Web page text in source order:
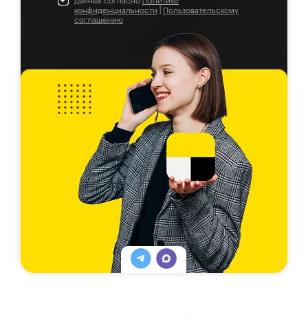
конфиденциальности
Пользовательскому
соглашению